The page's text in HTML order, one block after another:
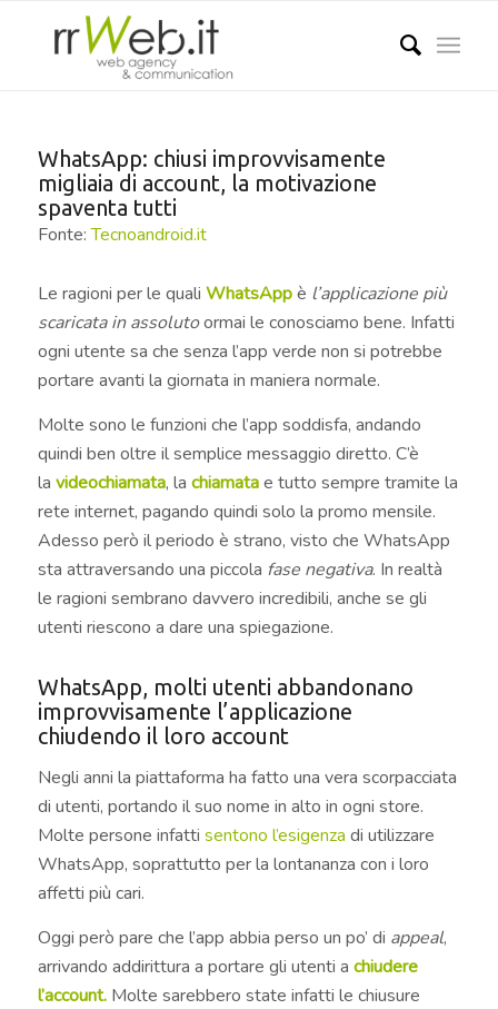
WhatsApp: chiusi improvvisamente
migliaia di account, la motivazione
spaventa tutti
Fonte:Tecnoandroid.it
Le ragioni per le quali WhatsAppè l’applicazione più
scaricata in assolutoormai le conosciamo bene. Infatti
ogni utente sa che senza l’app verde non si potrebbe
portare avanti la giornata in maniera normale.
Molte sono le funzioni che l’app soddisfa, andando
quindi ben oltre il semplice messaggio diretto. C’è
la videochiamata, la chiamatae tutto sempre tramite la
rete internet, pagando quindi solo la promo mensile.
Adesso però il periodo è strano, visto che WhatsApp
sta attraversando una piccola fase negativa. In realtà
le ragioni sembrano davvero incredibili, anche se gli
utenti riescono a dare una spiegazione.
WhatsApp, molti utenti abbandonano
improvvisamente l’applicazione
chiudendo il loro account
Negli anni la piattaforma ha fatto una vera scorpacciata
di utenti, portando il suo nome in alto in ogni store.
Molte persone infatti sentono l’esigenza di utilizzare
WhatsApp, soprattutto per la lontananza con i loro
affetti più cari.
Oggi però pare che l’app abbia perso un po’ di appeal,
arrivando addirittura a portare gli utenti a chiudere
l’account.Molte sarebbero state infatti le chiusure